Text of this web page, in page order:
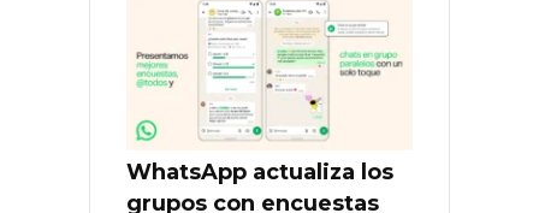
WhatsApp actualiza los
grupos con encuestas